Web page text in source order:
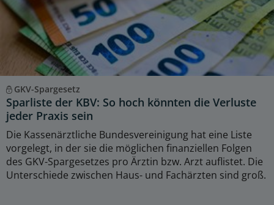
GKV-Spargesetz
Sparliste der KBV: So hoch könnten die Verluste
jeder Praxis sein
Die Kassenärztliche Bundesvereinigung hat eine Liste
vorgelegt, in der sie die möglichen finanziellen Folgen
des GKV-Spargesetzes pro Ärztin bzw. Arzt auflistet. Die
Unterschiede zwischen Haus- und Fachärzten sind groß.